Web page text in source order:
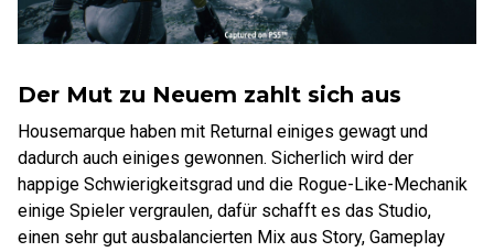
Der Mut zu Neuem zahlt sich aus
Housemarque haben mit Returnal einiges gewagt und
dadurch auch einiges gewonnen. Sicherlich wird der
happige Schwierigkeitsgrad und die Rogue-Like-Mechanik
einige Spieler vergraulen, dafür schafft es das Studio,
einen sehr gut ausbalancierten Mix aus Story, Gameplay